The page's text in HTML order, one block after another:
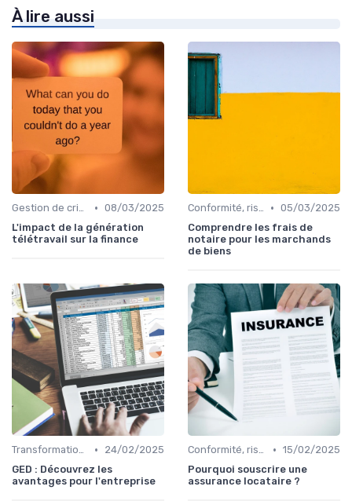
À lire aussi
Gestion de crise & résilience financière • 08/03/2025
L'impact de la génération
télétravail sur la finance
Conformité, risques & réglementation • 05/03/2025
Comprendre les frais de
notaire pour les marchands
de biens
Transformation de la fonction finance •
24/02/2025
GED : Découvrez les
avantages pour l'entreprise
Conformité, risques & réglementation • 15/02/2025
Pourquoi souscrire une
assurance locataire ?